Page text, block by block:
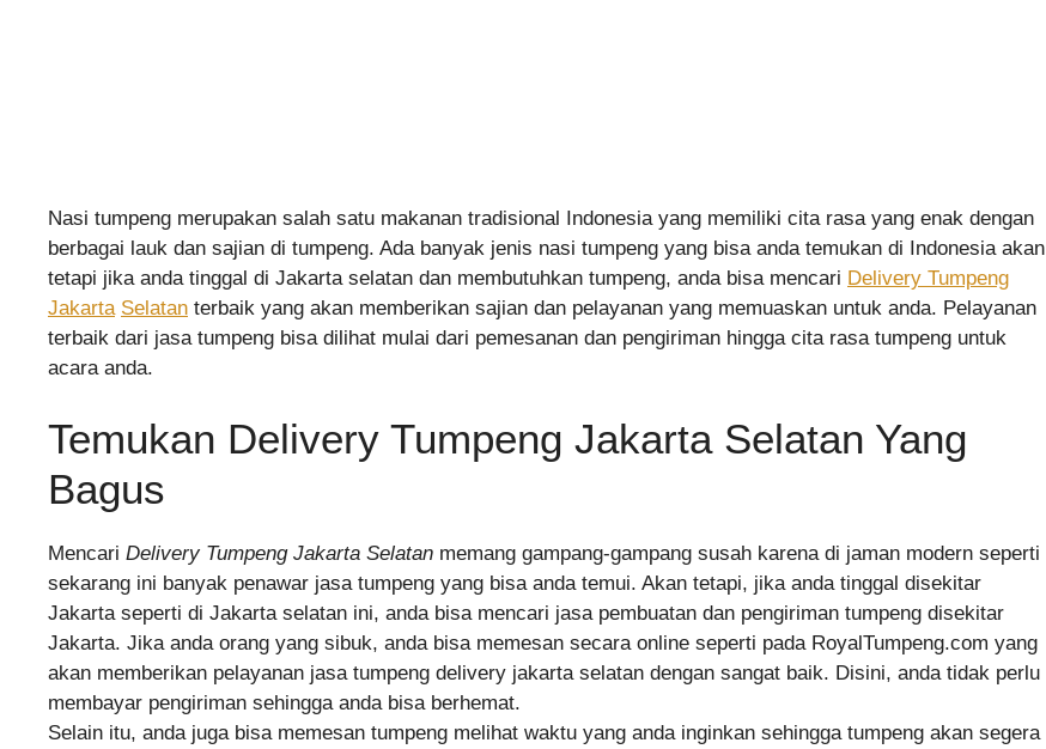
Nasi tumpeng merupakan salah satu makanan tradisional Indonesia yang memiliki cita rasa yang enak dengan
berbagai lauk dan sajian di tumpeng. Ada banyak jenis nasi tumpeng yang bisa anda temukan di Indonesia akan
tetapi jika anda tinggal di Jakarta selatan dan membutuhkan tumpeng, anda bisa mencari Delivery Tumpeng
Jakarta Selatan terbaik yang akan memberikan sajian dan pelayanan yang memuaskan untuk anda. Pelayanan
terbaik dari jasa tumpeng bisa dilihat mulai dari pemesanan dan pengiriman hingga cita rasa tumpeng untuk
acara anda.
Temukan Delivery Tumpeng Jakarta Selatan Yang
Bagus
Mencari Delivery Tumpeng Jakarta Selatan memang gampang-gampang susah karena di jaman modern seperti
sekarang ini banyak penawar jasa tumpeng yang bisa anda temui. Akan tetapi, jika anda tinggal disekitar
Jakarta seperti di Jakarta selatan ini, anda bisa mencari jasa pembuatan dan pengiriman tumpeng disekitar
Jakarta. Jika anda orang yang sibuk, anda bisa memesan secara online seperti pada RoyalTumpeng.com yang
akan memberikan pelayanan jasa tumpeng delivery jakarta selatan dengan sangat baik. Disini, anda tidak perlu
membayar pengiriman sehingga anda bisa berhemat.
Selain itu, anda juga bisa memesan tumpeng melihat waktu yang anda inginkan sehingga tumpeng akan segera
←